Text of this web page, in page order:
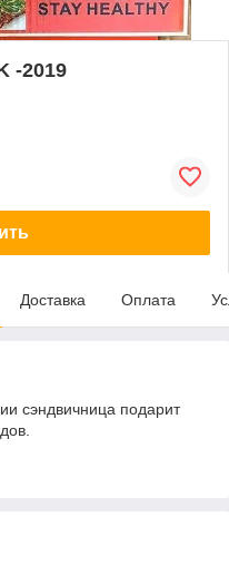
-2019
Доставка Оплата
сэндвичница подарит